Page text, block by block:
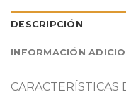
DESCRIPCIÓN
INFORMACIÓN
CARACTERÍSTICAS